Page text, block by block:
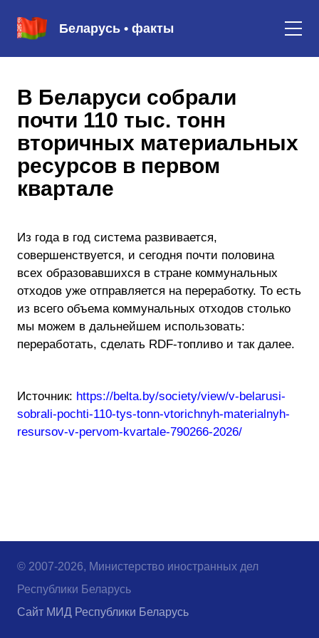
Беларусь • факты
В Беларуси собрали
почти 110 тыс. тонн
вторичных материальных
ресурсов в первом
квартале
Из года в год система развивается,
совершенствуется, и сегодня почти половина
всех образовавшихся в стране коммунальных
отходов уже отправляется на переработку. То есть
из всего объема коммунальных отходов столько
мы можем в дальнейшем использовать:
переработать, сделать RDF-топливо и так далее.
Источник: https://belta.by/society/view/v-belarusi-
sobrali-pochti-110-tys-tonn-vtorichnyh-materialnyh-
resursov-v-pervom-kvartale-790266-2026/
© 2007-2026, Министерство иностранных дел
Республики Беларусь
Сайт МИД Республики Беларусь